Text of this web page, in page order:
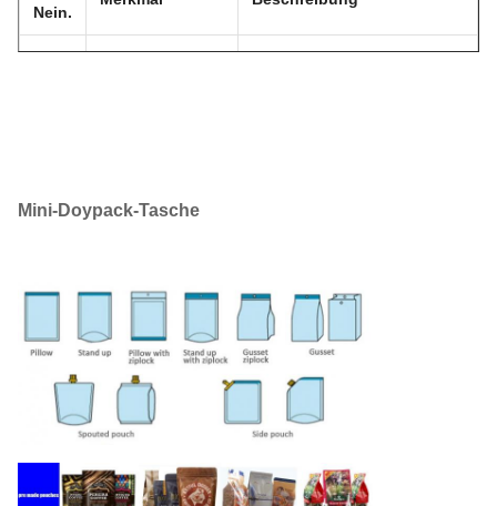
Nein.
Mehrschichtverbundene
3 Größenbereich
100 mm≤L≤430 mm
4 Geschwindigkeit 5 bis 20 Beutel/min
Versiegelungsart
Gerade Körner, Schrägkeit 1
mm (optional vernetzt)
Dichtungsbreite
10mm ((5--20mm können
angepasst werden)
Mini-Doypack-Tasche